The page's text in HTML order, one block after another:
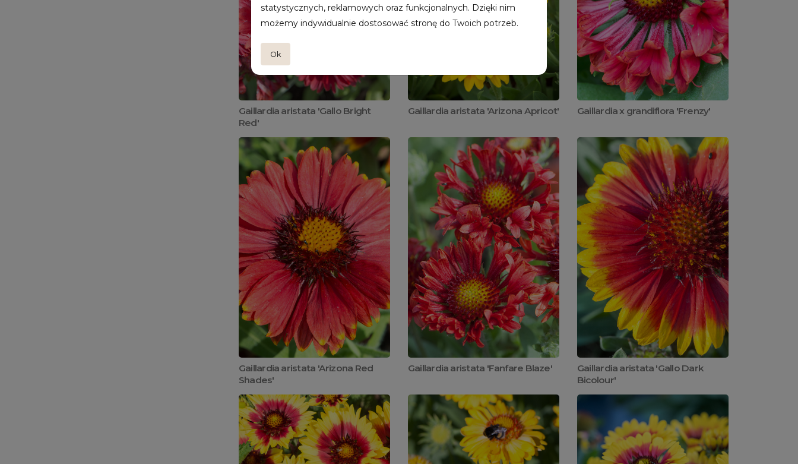
statystycznych, reklamowych oraz funkcjonalnych. Dzięki nim
możemy indywidualnie dostosować stronę do Twoich potrzeb.
Ok
Gaillardia aristata 'Gallo Bright
Red'
Gaillardia aristata 'Arizona Apricot' Gaillardia x grandiflora 'Frenzy'
Gaillardia aristata 'Arizona Red
Shades'
Gaillardia aristata 'Fanfare Blaze'
Gaillardia aristata 'Gallo Dark
Bicolour'